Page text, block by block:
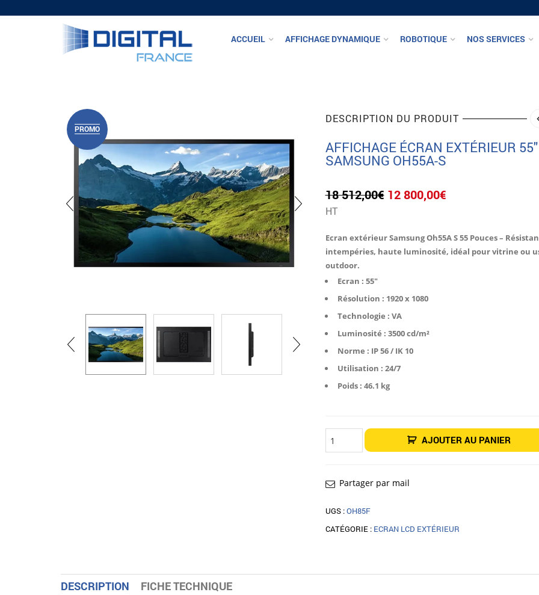
ACCUEIL AFFICHAGE DYNAMIQUE ROBOTIQUE NOS SERVICES
PROMO
DESCRIPTION DU PRODUIT
AFFICHAGE ÉCRAN EXTÉRIEUR 55″
SAMSUNG OH55A-S
18 512,00€ Le
18
512,00€.
12 800,00€Le
12
800,00€.
HT
Ecran extérieur Samsung Oh55A S 55 Pouces –
intempéries, haute luminosité, idéal pour vitrine ou
outdoor.
Ecran : 55″
Résolution : 1920 x 1080
Technologie : VA
Luminosité : 3500 cd/m²
Norme : IP 56 / IK 10
Utilisation : 24/7
Poids : 46.1 kg
quantité
de
Samsung
OH55A-
AJOUTER AU PANIER
Partager par mail
UGS :OH85F
CATÉGORIE : ECRAN LCD EXTÉRIEUR
DESCRIPTION FICHE TECHNIQUE